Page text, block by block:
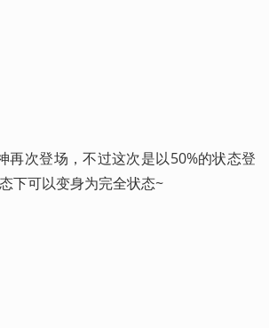
再次登场，不过这次是以50%的状态登
下可以变身为完全状态~